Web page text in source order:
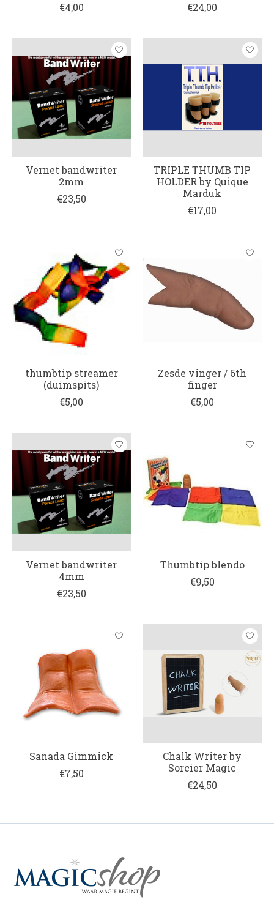
€4,00 €24,00
Vernet bandwriter
2mm
€23,50
TRIPLE THUMB TIP
HOLDER by Quique
Marduk
€17,00
thumbtip streamer
(duimspits)
€5,00
Zesde vinger / 6th
finger
€5,00
Vernet bandwriter
4mm
€23,50
Thumbtip blendo
€9,50
Sanada Gimmick
€7,50
Chalk Writer by
Sorcier Magic
€24,50